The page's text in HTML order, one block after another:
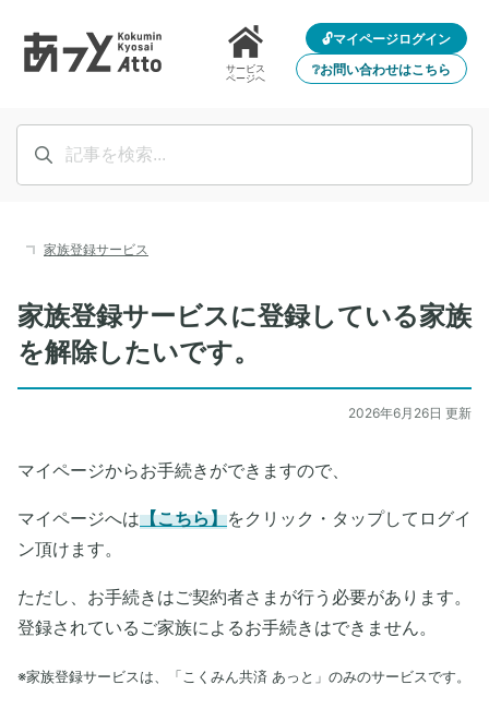
サービス
ページへ
🔓マイページログイン
❔お問い合わせはこちら
家族登録サービス
家族登録サービスに登録している家族
を解除したいです。
2026年6月26日 更新
マイページからお手続きができますので、
マイページへは【こちら】をクリック・タップしてログイ
ン頂けます。
ただし、お手続きはご契約者さまが行う必要があります。
登録されているご家族によるお手続きはできません。
※家族登録サービスは、「こくみん共済 あっと」のみのサービスです。